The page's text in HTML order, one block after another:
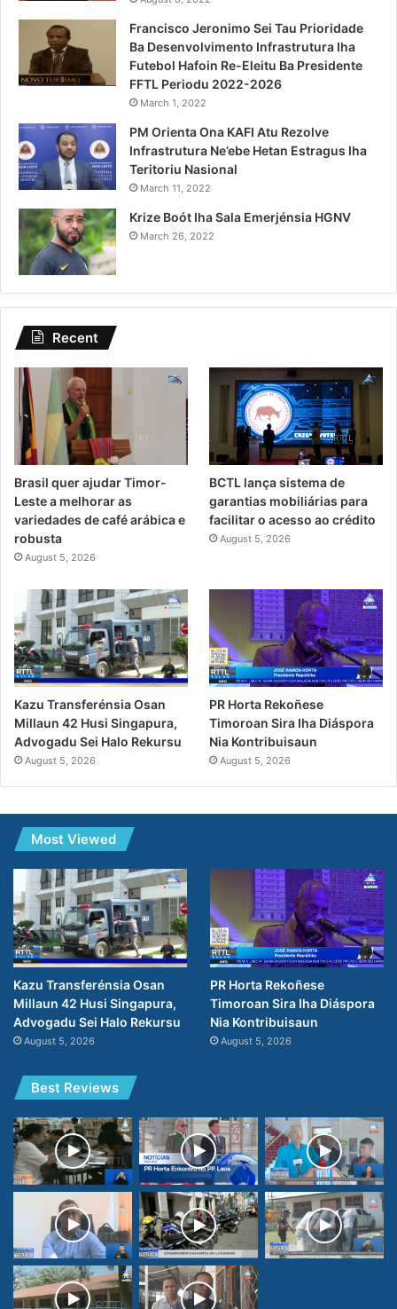
Francisco Jeronimo Sei Tau Prioridade
Ba Desenvolvimento Infrastrutura Iha
Futebol Hafoin Re-Eleitu Ba Presidente
FFTL Periodu 2022-2026
March 1, 2022
PM Orienta Ona KAFI Atu Rezolve
Infrastrutura Ne’ebe Hetan Estragus Iha
Teritoriu Nasional
March 11, 2022
Krize Boót Iha Sala Emerjénsia HGNV
March 26, 2022
Recent
Brasil quer ajudar Timor-
Leste a melhorar as
variedades de café arábica e
robusta
August 5, 2026
BCTL lança sistema de
garantias mobiliárias para
facilitar o acesso ao crédito
August 5, 2026
Kazu Transferénsia Osan
Millaun 42 Husi Singapura,
Advogadu Sei Halo Rekursu
August 5, 2026
PR Horta Rekoñese
Timoroan Sira Iha Diáspora
Nia Kontribuisaun
August 5, 2026
Most Viewed
Kazu Transferénsia Osan
Millaun 42 Husi Singapura,
Advogadu Sei Halo Rekursu
August 5, 2026
PR Horta Rekoñese
Timoroan Sira Iha Diáspora
Nia Kontribuisaun
August 5, 2026
Best Reviews